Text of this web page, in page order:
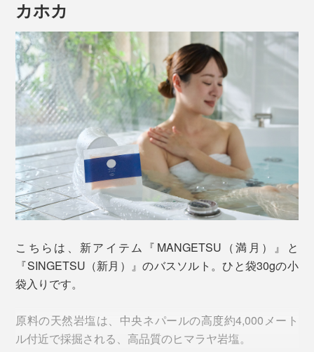
写真手前は「ギフトボックス小」、奥は「ギフトボックス大」
そもそも香りといえば、どうしても「女性向け」「香り
が強い、洗った後も残る」「人工的」というイメージが
ありました。
『MANGETSU（満月）』『SINGETSU（新月）』は、
違います。
香りの成分は、すべて天然のオイル。だから、自然に触
れた時のような、心地よさ。ほのかな香りで、洗った後
男女を問わず、強い香りが苦手な人も、「心地よさ」を
それぞれのアロマオイルをブレンドした、『Jam
Label』の香りつきタイプと言えます。
『Jam Label』同様に、『MANGETSU（満月）』
『SINGETSU（新月）』も、このシャンプーを泡立てて
髪を洗ったら、そのままの泡で、顔も体も洗えるので
カホカ
こちらは、新アイテム『MANGETSU（満月）』と
『SINGETSU（新月）』のバスソルト。ひと袋30gの小
袋入りです。
原料の天然岩塩は、中央ネパールの高度約4,000メート
ル付近で採掘される、高品質のヒマラヤ岩塩。